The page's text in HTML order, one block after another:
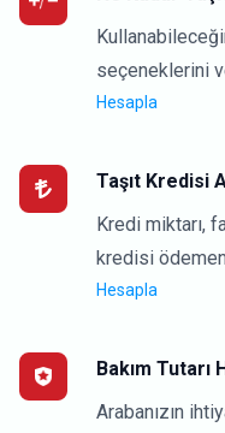
seçeneklerini
Hesapla
Taşıt Kredisi
Kredi miktarı,
kredisi
Hesapla
Bakım Tutarı
Arabanızın